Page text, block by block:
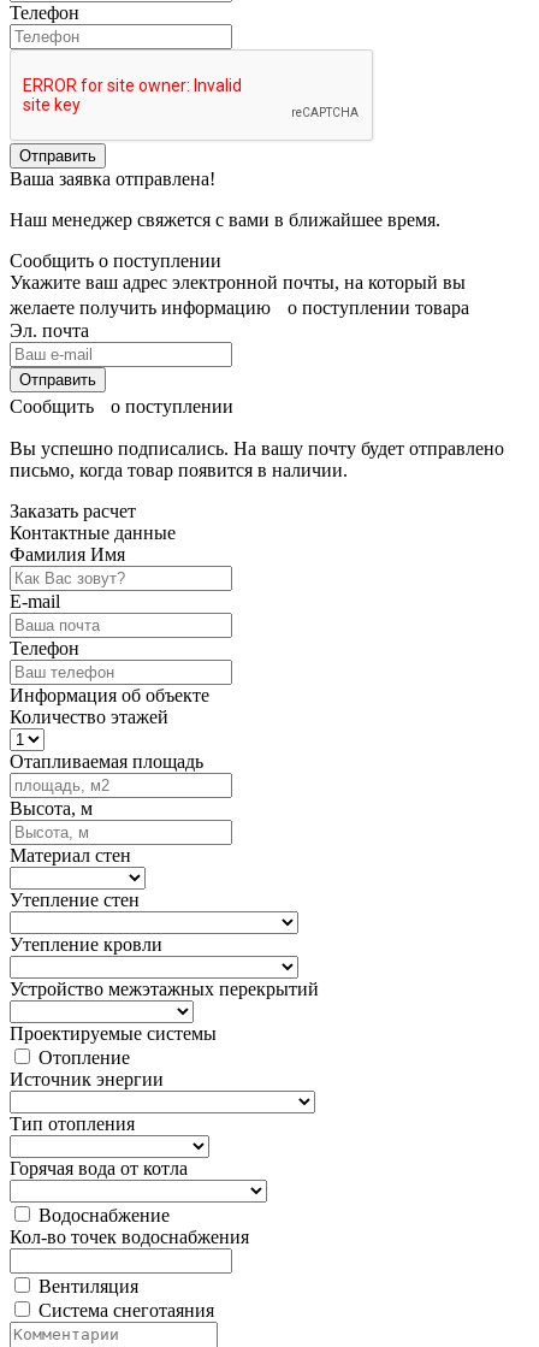
Телефон
Отправить
Ваша заявка отправлена!
Наш менеджер свяжется с вами в ближайшее время.
Сообщить о поступлении
Укажите ваш адрес электронной почты, на который вы
желаете получить информацию о поступлении товара
Эл. почта
Отправить
Сообщить о поступлении
Вы успешно подписались. На вашу почту будет отправлено
письмо, когда товар появится в наличии.
Заказать расчет
Контактные данные
Фамилия Имя
E-mail
Телефон
Информация об объекте
Количество этажей
Отапливаемая площадь
Высота, м
Материал стен
Утепление стен
Утепление кровли
Устройство межэтажных перекрытий
Проектируемые системы
Отопление
Источник энергии
Тип отопления
Горячая вода от котла
Водоснабжение
Кол-во точек водоснабжения
Вентиляция
Система снеготаяния